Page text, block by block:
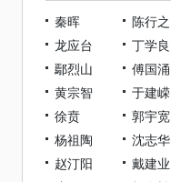
秦晖 陈行之
龙应台
丁学良
鄢烈山
傅国涌
黄宗智
于建嵘
徐贲
郭宇宽
杨祖陶
沈志华
赵汀阳
戴建业